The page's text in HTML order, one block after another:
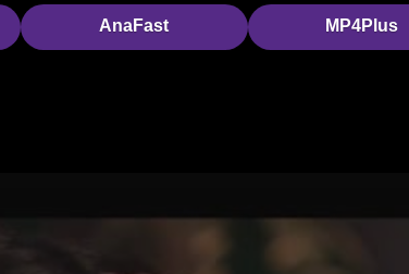
MP4Plus
AnaFast